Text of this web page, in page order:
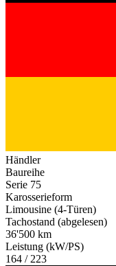
Händler
Baureihe
Serie 75
Karosserieform
Limousine (4-Türen)
Tachostand (abgelesen)
36'500 km
Leistung (kW/PS)
164 / 223